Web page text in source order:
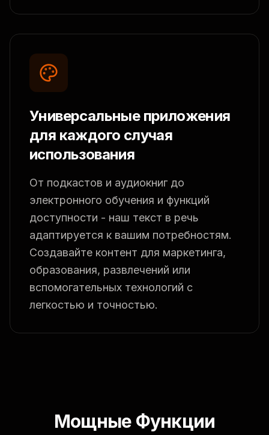
Универсальные приложения
для каждого случая
использования
От подкастов и аудиокниг до
электронного обучения и функций
доступности - наш текст в речь
адаптируется к вашим потребностям.
Создавайте контент для маркетинга,
образования, развлечений или
вспомогательных технологий с
легкостью и точностью.
Мощные Функции